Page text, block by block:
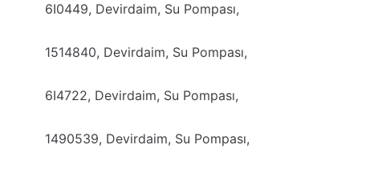
6I0449, Devirdaim, Su Pompası,
1514840, Devirdaim, Su Pompası,
6I4722, Devirdaim, Su Pompası,
1490539, Devirdaim, Su Pompası,